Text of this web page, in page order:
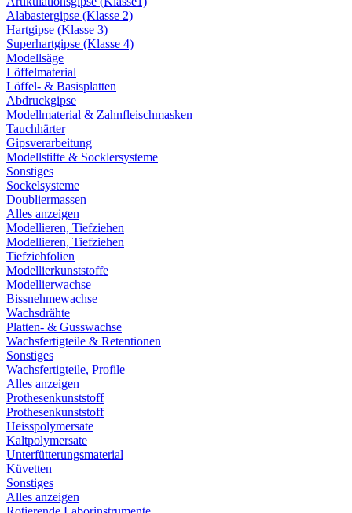
Alabastergipse (Klasse 2)
Hartgipse (Klasse 3)
Superhartgipse (Klasse 4)
Modellsäge
Löffelmaterial
Löffel- & Basisplatten
Abdruckgipse
Modellmaterial & Zahnfleischmasken
Tauchhärter
Gipsverarbeitung
Modellstifte & Socklersysteme
Sonstiges
Sockelsysteme
Doubliermassen
Alles anzeigen
Modellieren, Tiefziehen
Modellieren, Tiefziehen
Tiefziehfolien
Modellierkunststoffe
Modellierwachse
Bissnehmewachse
Wachsdrähte
Platten- & Gusswachse
Wachsfertigteile & Retentionen
Sonstiges
Wachsfertigteile, Profile
Alles anzeigen
Prothesenkunststoff
Prothesenkunststoff
Heisspolymersate
Kaltpolymersate
Unterfütterungsmaterial
Küvetten
Sonstiges
Alles anzeigen